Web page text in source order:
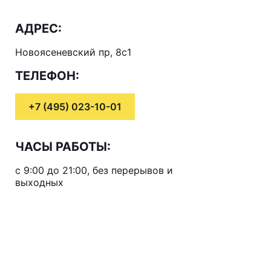
АДРЕС:
Новоясеневский пр, 8с1
ТЕЛЕФОН:
+7 (495) 023-10-01
ЧАСЫ РАБОТЫ:
с 9:00 до 21:00, без перерывов и
выходных